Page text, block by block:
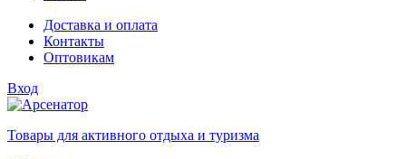
Доставка и оплата
Контакты
Оптовикам
Вход
Товары для активного отдыха и туризма